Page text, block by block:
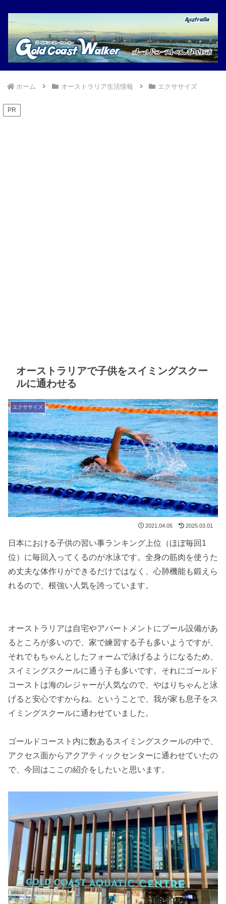
ホーム オーストラリア生活情報 エクササイズ
PR
オーストラリアで子供をスイミングスクー
ルに通わせる
エクササイズ
2021.04.05 2025.03.01
日本における子供の習い事ランキング上位（ほぼ毎回1
位）に毎回入ってくるのが水泳です。全身の筋肉を使うた
め丈夫な体作りができるだけではなく、心肺機能も鍛えら
れるので、根強い人気を誇っています。
オーストラリアは自宅やアパートメントにプール設備があ
るところが多いので、家で練習する子も多いようですが、
それでもちゃんとしたフォームで泳げるようになるため、
スイミングスクールに通う子も多いです。それにゴールド
コーストは海のレジャーが人気なので、やはりちゃんと泳
げると安心ですからね。ということで、我が家も息子をス
イミングスクールに通わせていました。
ゴールドコースト内に数あるスイミングスクールの中で、
アクセス面からアクアティックセンターに通わせていたの
で、今回はここの紹介をしたいと思います。